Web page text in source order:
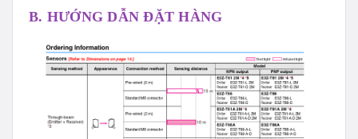
B. HƯỚNG DẪN ĐẶT HÀNG